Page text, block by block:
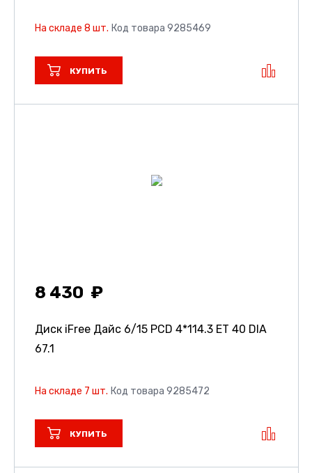
На складе 8 шт. Код товара 9285469
КУПИТЬ
8 430
Диск iFree Дайс 6/15 PCD 4*114.3 ET 40 DIA
67.1
На складе 7 шт. Код товара 9285472
КУПИТЬ